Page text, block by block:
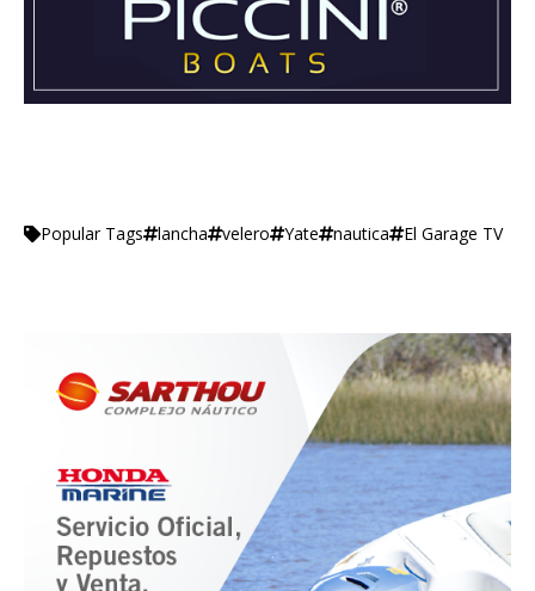
Popular Tags lancha velero Yate nautica El Garage TV